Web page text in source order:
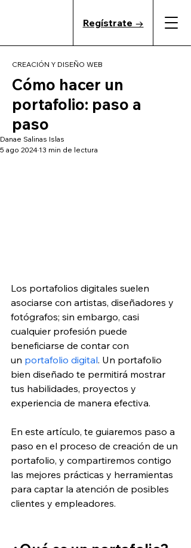
Regístrate →
CREACIÓN Y DISEÑO WEB
Cómo hacer un
portafolio: paso a
paso
Danae Salinas Islas
5 ago 2024 13 min de lectura
Los portafolios digitales suelen
asociarse con artistas, diseñadores y
fotógrafos; sin embargo, casi
cualquier profesión puede
beneficiarse de contar con
un portafolio digital. Un portafolio
bien diseñado te permitirá mostrar
tus habilidades, proyectos y
experiencia de manera efectiva.
En este artículo, te guiaremos paso a
paso en el proceso de creación de un
portafolio, y compartiremos contigo
las mejores prácticas y herramientas
para captar la atención de posibles
clientes y empleadores.